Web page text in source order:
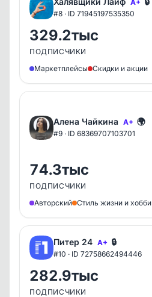
A+
#8 · ID 71945197535350
329.2тыс
ПОДПИСЧИКИ
Маркетплейсы Скидки и акции
Алена Чайкина A+ 🌍
#9 · ID 68369707103701
74.3тыс
ПОДПИСЧИКИ
Авторский Стиль жизни и хобби
Питер 24 A+ 🔒
#10 · ID 72758662494446
282.9тыс
ПОДПИСЧИКИ